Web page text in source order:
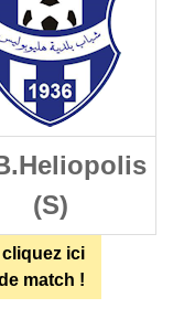
(S)
cliquez ici
match !